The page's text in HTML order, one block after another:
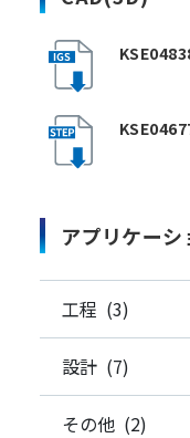
アプリケーシ
工程 (3)
設計 (7)
その他 (2)